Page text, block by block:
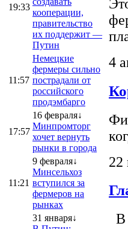
19:33
кооперации,
правительство
их поддержит —
Путин
11:57
Немецкие
фермеры сильно
пострадали от
российского
продэмбарго
17:57
16 февраля↓
Минпромторг
хочет вернуть
рынки в города
11:21
9 февраля↓
Минсельхоз
вступился за
фермеров на
рынках
31 января↓
4
22
В